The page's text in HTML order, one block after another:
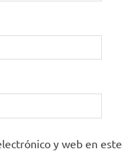
y web en este